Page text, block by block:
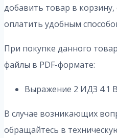
добавить товар в
оплатить удобным
При покупке данного
файлы в PDF-формате:
Выражение 2 ИДЗ 4.1
В случае возникающих
обращайтесь в